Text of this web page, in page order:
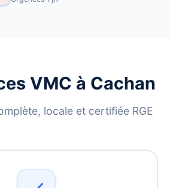
VMC à Cachan
locale et certifiée RGE